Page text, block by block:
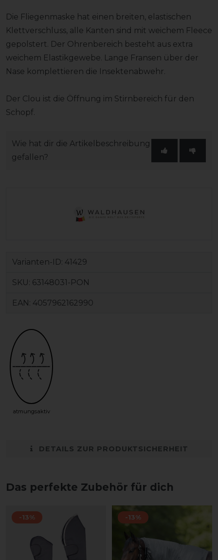
Die Fliegenmaske hat einen breiten, elastischen
Klettverschluss, alle Kanten sind mit weichem Fleece
gepolstert. Der Ohrenbereich besteht aus extra
weichem Elastikgewebe. Lange Fransen über der
Nase komplettieren die Insektenabwehr.
Der Clou ist die Öffnung im Stirnbereich für den
Schopf.
Wie hat dir die Artikelbeschreibung
gefallen?
Varianten-ID: 41429
SKU: 63148031-PON
EAN: 4057962162990
atmungsaktiv
DETAILS ZUR PRODUKTSICHERHEIT
Das perfekte Zubehör für dich
-13% -13%